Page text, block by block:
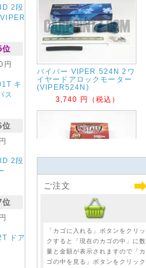
2段
位
円
キ
ス
位
2段
位
ドア
バイパー VIPER 524N 2ワ
イヤードアロックモーター
(VIPER524N)
3,740 円（税込）
(KITB) イモビバイパス
KIT(DEI556U)
2,760 円（税込）
ご注文
「カゴに入れる」ボタンをクリッ
クすると「現在のカゴの中」に数
量と金額が表示されますので「カ
ゴの中を見る」ボタンをクリック